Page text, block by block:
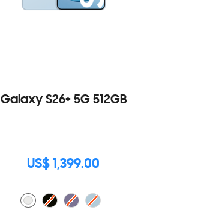
Galaxy S26+ 5G 512GB
US$ 1,399.00